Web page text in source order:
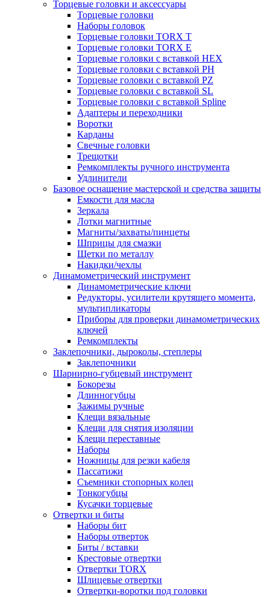
Торцевые головки и аксессуары
Торцевые головки
Наборы головок
Торцевые головки TORX T
Торцевые головки TORX Е
Торцевые головки с вставкой HEX
Торцевые головки с вставкой PH
Торцевые головки с вставкой PZ
Торцевые головки с вставкой SL
Торцевые головки с вставкой Spline
Адаптеры и переходники
Воротки
Карданы
Свечные головки
Трещотки
Ремкомплекты ручного инструмента
Удлинители
Базовое оснащение мастерской и средства защиты
Емкости для масла
Зеркала
Лотки магнитные
Магниты/захваты/пинцеты
Шприцы для смазки
Щетки по металлу
Накидки/чехлы
Динамометрический инструмент
Динамометрические ключи
Редукторы, усилители крутящего момента,
мультипликаторы
Приборы для проверки динамометрических
ключей
Ремкомплекты
Заклепочники, дыроколы, степлеры
Заклепочники
Шарнирно-губцевый инструмент
Бокорезы
Длинногубцы
Зажимы ручные
Клещи вязальные
Клещи для снятия изоляции
Клещи переставные
Наборы
Ножницы для резки кабеля
Пассатижи
Съемники стопорных колец
Тонкогубцы
Кусачки торцевые
Отвертки и биты
Наборы бит
Наборы отверток
Биты / вставки
Крестовые отвертки
Отвертки TORX
Шлицевые отвертки
Отвертки-воротки под головки